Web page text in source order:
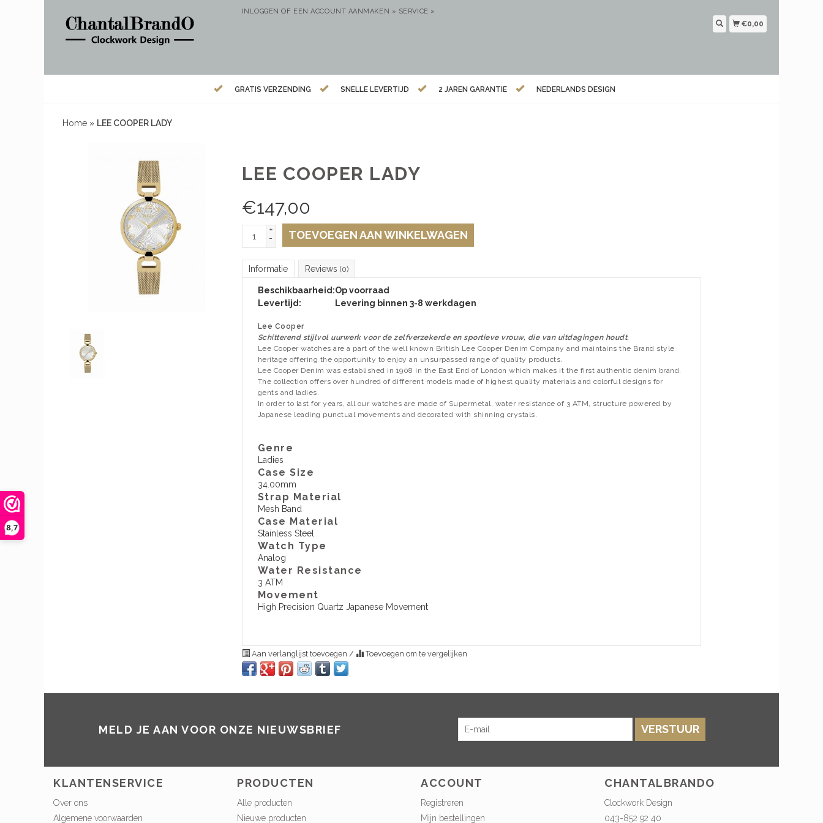
8,7
INLOGGEN OF EEN ACCOUNT AANMAKEN » SERVICE »
€0,00
GRATIS VERZENDING SNELLE LEVERTIJD 2 JAREN GARANTIE NEDERLANDS DESIGN
Home » LEE COOPER LADY
LEE COOPER LADY
€147,00
+
-
TOEVOEGEN AAN WINKELWAGEN
Informatie Reviews (0)
Beschikbaarheid:Op voorraad
Levertijd:
Levering binnen 3-8 werkdagen
Lee Cooper
Schitterend stijlvol uurwerk voor de zelfverzekerde en sportieve vrouw, die van uitdagingen houdt.
Lee Cooper watches are a part of the well known British Lee Cooper Denim Company and maintains the Brand style
heritage offering the opportunity to enjoy an unsurpassed range of quality products.
Lee Cooper Denim was established in 1908 in the East End of London which makes it the first authentic denim brand.
The collection offers over hundred of different models made of highest quality materials and colorful designs for
gents and ladies.
In order to last for years, all our watches are made of Supermetal, water resistance of 3 ATM, structure powered by
Japanese leading punctual movements and decorated with shinning crystals.
Genre
Ladies
Case Size
34.00mm
Strap Material
Mesh Band
Case Material
Stainless Steel
Watch Type
Analog
Water Resistance
3 ATM
Movement
High Precision Quartz Japanese Movement
Aan verlanglijst toevoegen / Toevoegen om te vergelijken
MELD JE AAN VOOR ONZE NIEUWSBRIEF VERSTUUR
KLANTENSERVICE
Over ons
Algemene voorwaarden
PRODUCTEN
Alle producten
Nieuwe producten
ACCOUNT
Registreren
Mijn bestellingen
CHANTALBRANDO
Clockwork Design
043-852 92 40